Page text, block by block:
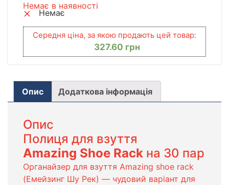
Немає в наявності
Немає
Середня ціна, за якою продають цей товар:
327.60 грн
Опис Додаткова інформація
Опис
Полиця для взуття
Amazing Shoe Rack на 30 пар
Органайзер для взуття Amazing shoe rack
(Емейзинг Шу Рек) ― чудовий варіант для